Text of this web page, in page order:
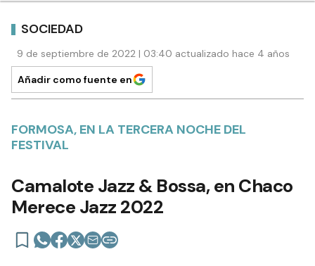
SOCIEDAD
9 de septiembre de 2022 | 03:40 actualizado hace 4 años
Añadir como fuente en
FORMOSA, EN LA TERCERA NOCHE DEL
FESTIVAL
Camalote Jazz & Bossa, en Chaco
Merece Jazz 2022